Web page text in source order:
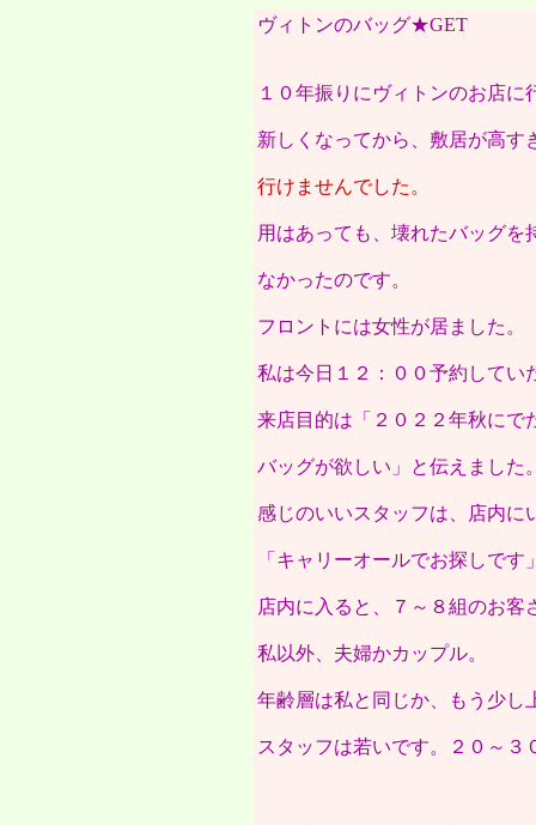
ヴィトンのバッグ★GET
１０年振りにヴィトンのお店に
新しくなってから、敷居が高す
行けませんでした。
用はあっても、壊れたバッグを
なかったのです。
フロントには女性が居ました。
私は今日１２：００予約してい
来店目的は「２０２２年秋にで
バッグが欲しい」と伝えました
感じのいいスタッフは、店内に
「キャリーオールでお探しで
店内に入ると、７～８組のお客
私以外、夫婦かカップル。
年齢層は私と同じか、もう少し
スタッフは若いです。２０～３